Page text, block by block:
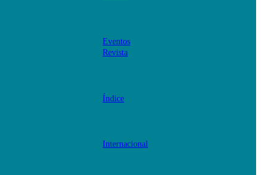
Eventos
Revista
Índice
Internacional